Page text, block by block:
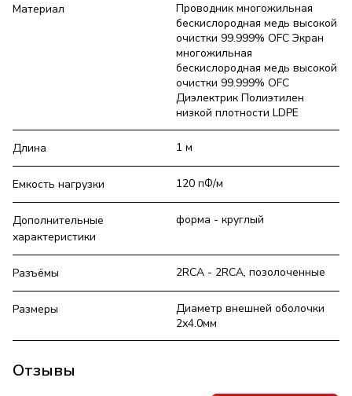
Материал
Проводник многожильная
бескислородная медь высокой
очистки 99.999% OFC Экран
многожильная
бескислородная медь высокой
очистки 99.999% OFC
Диэлектрик Полиэтилен
низкой плотности LDPE
Длина 1 м
Емкость нагрузки 120 пФ/м
Дополнительные
характеристики
форма - круглый
Разъёмы 2RCA - 2RCA, позолоченные
Размеры
Диаметр внешней оболочки
2х4.0мм
Отзывы